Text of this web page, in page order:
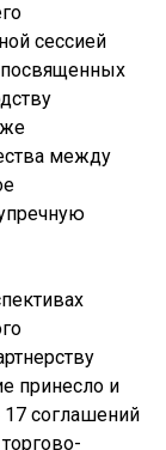
сессией
посвященных
между
принесло и
соглашений